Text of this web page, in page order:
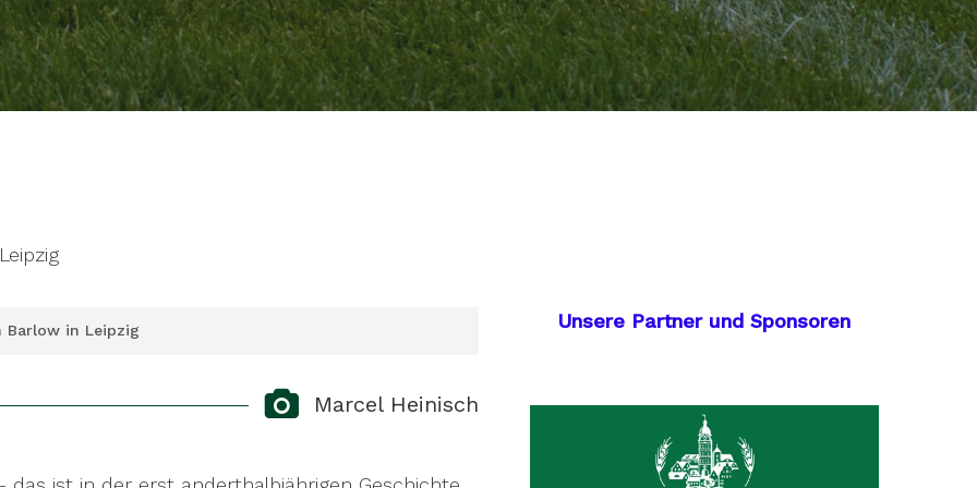
Barlow in Leipzig
yesterday. The 2021
early in the season. It is now certain that
Marcel Heinisch
Unsere Partner und Sponsoren